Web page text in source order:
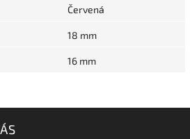
Červená
18 mm
16 mm